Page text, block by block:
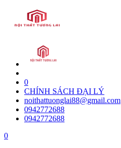
0
CHÍNH SÁCH ĐẠI LÝ
noithattuonglai88@gmail.com
0942772688
0942772688
0